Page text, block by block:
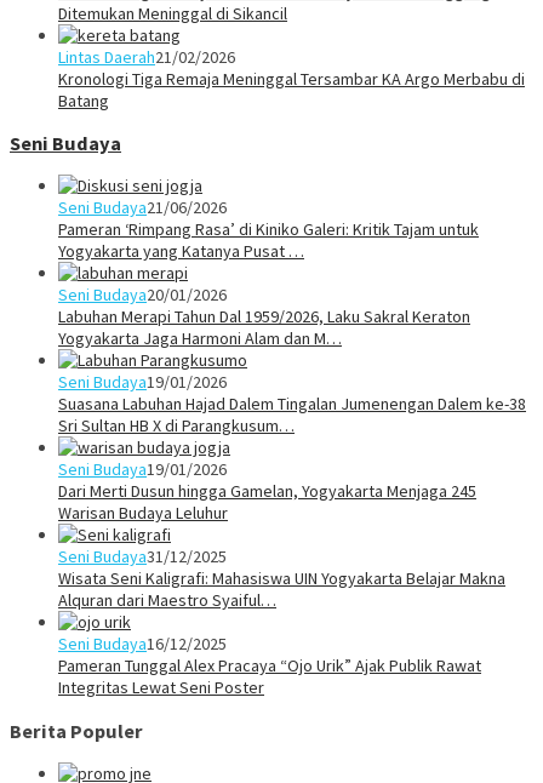
Ditemukan Meninggal di Sikancil
Lintas Daerah21/02/2026
Kronologi Tiga Remaja Meninggal Tersambar KA Argo Merbabu di
Batang
Seni Budaya
Seni Budaya21/06/2026
Pameran ‘Rimpang Rasa’ di Kiniko Galeri: Kritik Tajam untuk
Yogyakarta yang Katanya Pusat …
Seni Budaya20/01/2026
Labuhan Merapi Tahun Dal 1959/2026, Laku Sakral Keraton
Yogyakarta Jaga Harmoni Alam dan M…
Seni Budaya19/01/2026
Suasana Labuhan Hajad Dalem Tingalan Jumenengan Dalem ke-38
Sri Sultan HB X di Parangkusum…
Seni Budaya19/01/2026
Dari Merti Dusun hingga Gamelan, Yogyakarta Menjaga 245
Warisan Budaya Leluhur
Seni Budaya31/12/2025
Wisata Seni Kaligrafi: Mahasiswa UIN Yogyakarta Belajar Makna
Alquran dari Maestro Syaiful…
Seni Budaya16/12/2025
Pameran Tunggal Alex Pracaya “Ojo Urik” Ajak Publik Rawat
Integritas Lewat Seni Poster
Berita Populer